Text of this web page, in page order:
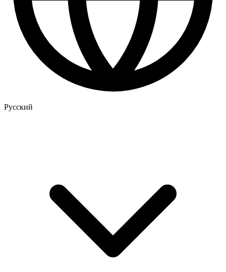
Русский